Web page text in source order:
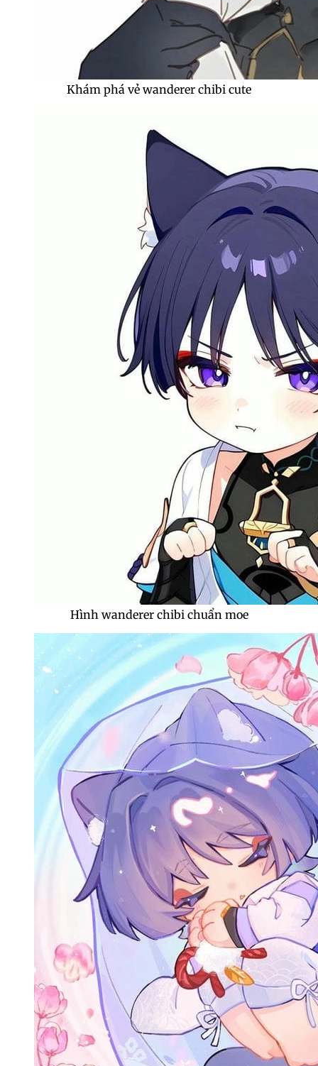
Khám phá vẻ wanderer chibi cute
Hình wanderer chibi chuẩn moe